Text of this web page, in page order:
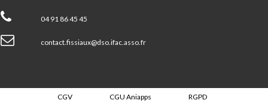
5
04 91 86 45 45
contact.fissiaux@dso.ifac.asso.fr
CGV CGU Aniapps RGPD